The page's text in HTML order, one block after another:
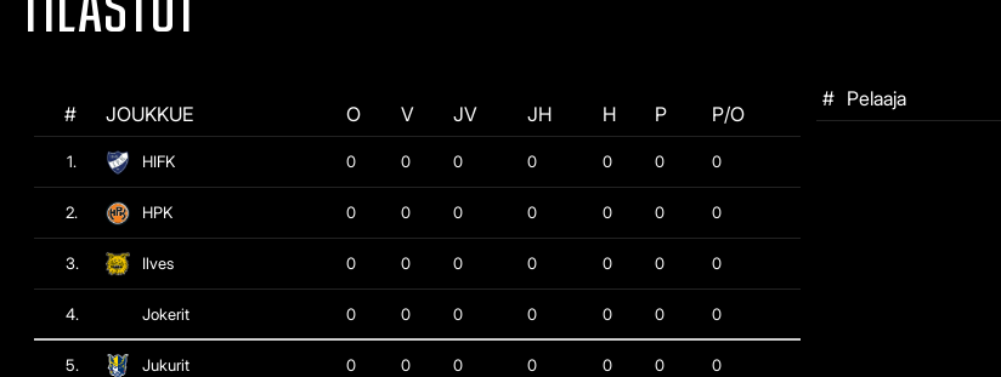
# JOUKKUE O V JV JH H P P/O
1. HIFK 0 0 0 0 0 0 0
2. HPK 0 0 0 0 0 0 0
3. Ilves 0 0 0 0 0 0 0
4. Jokerit 0 0 0 0 0 0 0
5. Jukurit 0 0 0 0 0 0 0
# Pelaaja